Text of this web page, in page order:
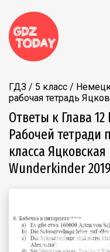
ГДЗ / 5 класс /
рабочая тетрадь
Ответы к Глава
Рабочей тетради
класса
Wunderkinder 2019